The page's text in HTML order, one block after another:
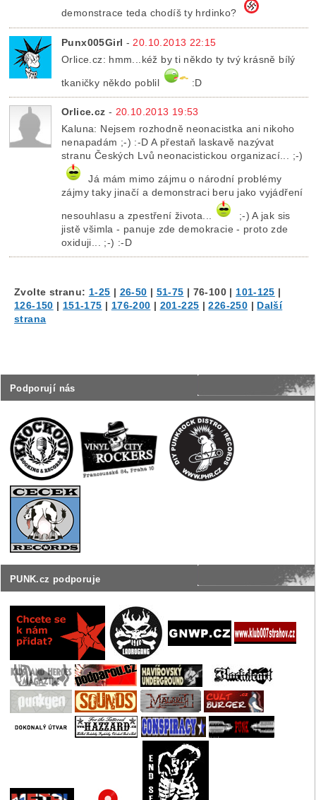
Podporují nás
PUNK.cz podporuje
demonstrace teda chodíš ty hrdinko?
Punx005Girl - 20.10.2013 22:15
Orlice.cz: hmm...kéž by ti někdo ty tvý krásně bílý
tkaničky někdo poblil :D
Orlice.cz - 20.10.2013 19:53
Kaluna: Nejsem rozhodně neonacistka ani nikoho
nenapadám ;-) :-D A přestaň laskavě nazývat
stranu Českých Lvů neonacistickou organizací... ;-)
Já mám mimo zájmu o národní problémy
zájmy taky jinačí a demonstraci beru jako vyjádření
nesouhlasu a zpestření života...
;-) A jak sis
jistě všimla - panuje zde demokracie - proto zde
oxiduji... ;-) :-D
Zvolte stranu: 1-25 | 26-50 | 51-75 | 76-100| 101-125 |
126-150 | 151-175 | 176-200 | 201-225 |226-250 | Další
strana